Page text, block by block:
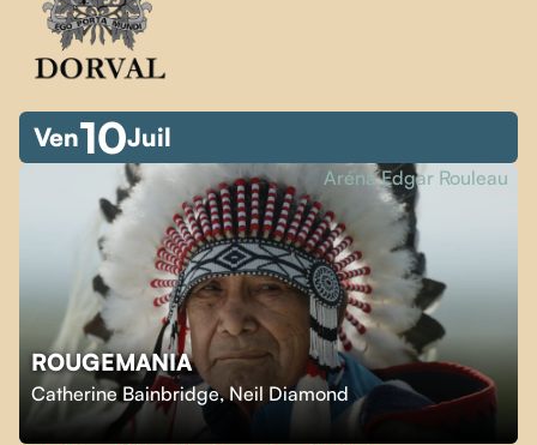
Ven10Juil
ROUGEMANIA
Catherine Bainbridge,Neil Diamond
Aréna Edgar Rouleau
Skip back to main navigation